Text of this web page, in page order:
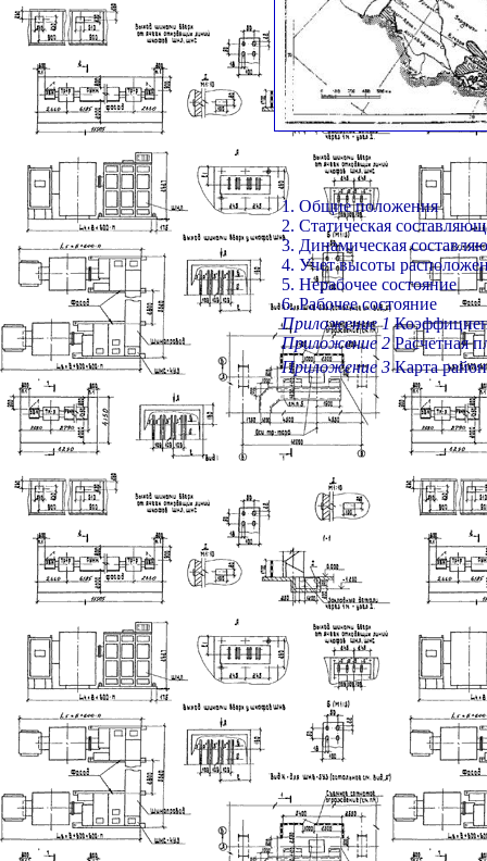
1. Общие положения
2. Статическая
3. Динамическая
4. Учет высоты
5. Нерабочее состояние
6. Рабочее состояние
Приложение 1
Приложение 2Расчетная
Приложение 3Карта